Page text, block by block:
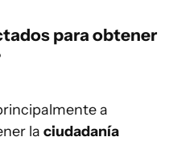
para obtener
a
la ciudadanía